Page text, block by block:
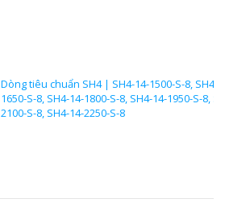
Dòng tiêu chuẩn SH4 | SH4-14-1500-S-8, SH4-
1650-S-8, SH4-14-1800-S-8, SH4-14-1950-S-8,
2100-S-8, SH4-14-2250-S-8